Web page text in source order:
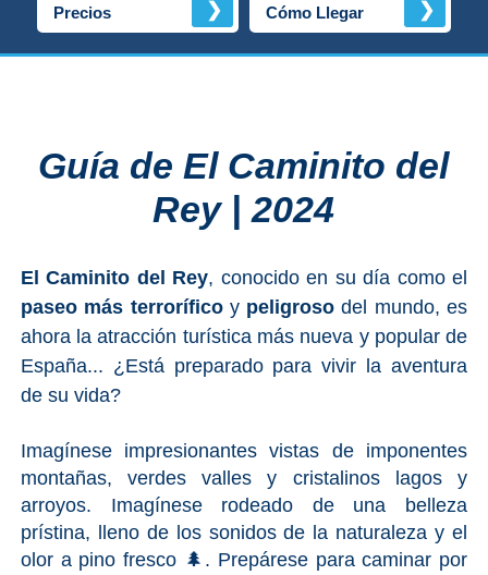
Costeros
COSTA
Frigiliana
Maro
Estepona
PROVINCES
➜
Precios ❯ Cómo Llegar ❯
Guía de El Caminito del
Rey | 2024
El Caminito del Rey, conocido en su día como el
paseo más terroríficoy peligroso del mundo, es
ahora la atracción turística más nueva y popular de
España... ¿Está preparado para vivir la aventura
de su vida?
Imagínese impresionantes vistas de imponentes
montañas, verdes valles y cristalinos lagos y
arroyos. Imagínese rodeado de una belleza
prístina, lleno de los sonidos de la naturaleza y el
olor a pino fresco 🌲. Prepárese para caminar por